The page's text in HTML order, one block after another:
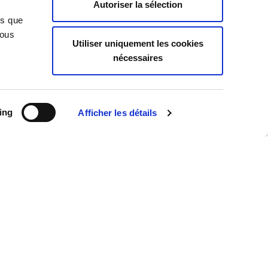
que
Afficher les détails
Autoriser la sélection
Utiliser uniquement les cookies
nécessaires
News